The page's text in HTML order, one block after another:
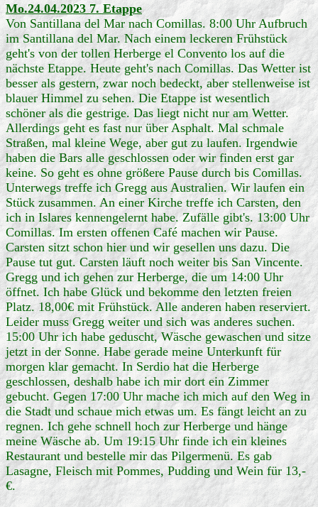
Mo.24.04.2023 7. Etappe
Von Santillana del Mar nach Comillas. 8:00 Uhr Aufbruch
im Santillana del Mar. Nach einem leckeren Frühstück
geht's von der tollen Herberge el Convento los auf die
nächste Etappe. Heute geht's nach Comillas. Das Wetter ist
besser als gestern, zwar noch bedeckt, aber stellenweise ist
blauer Himmel zu sehen. Die Etappe ist wesentlich
schöner als die gestrige. Das liegt nicht nur am Wetter.
Allerdings geht es fast nur über Asphalt. Mal schmale
Straßen, mal kleine Wege, aber gut zu laufen. Irgendwie
haben die Bars alle geschlossen oder wir finden erst gar
keine. So geht es ohne größere Pause durch bis Comillas.
Unterwegs treffe ich Gregg aus Australien. Wir laufen ein
Stück zusammen. An einer Kirche treffe ich Carsten, den
ich in Islares kennengelernt habe. Zufälle gibt's. 13:00 Uhr
Comillas. Im ersten offenen Café machen wir Pause.
Carsten sitzt schon hier und wir gesellen uns dazu. Die
Pause tut gut. Carsten läuft noch weiter bis San Vincente.
Gregg und ich gehen zur Herberge, die um 14:00 Uhr
öffnet. Ich habe Glück und bekomme den letzten freien
Platz. 18,00€ mit Frühstück. Alle anderen haben reserviert.
Leider muss Gregg weiter und sich was anderes suchen.
15:00 Uhr ich habe geduscht, Wäsche gewaschen und sitze
jetzt in der Sonne. Habe gerade meine Unterkunft für
morgen klar gemacht. In Serdio hat die Herberge
geschlossen, deshalb habe ich mir dort ein Zimmer
gebucht. Gegen 17:00 Uhr mache ich mich auf den Weg in
die Stadt und schaue mich etwas um. Es fängt leicht an zu
regnen. Ich gehe schnell hoch zur Herberge und hänge
meine Wäsche ab. Um 19:15 Uhr finde ich ein kleines
Restaurant und bestelle mir das Pilgermenü. Es gab
Lasagne, Fleisch mit Pommes, Pudding und Wein für 13,-
€.